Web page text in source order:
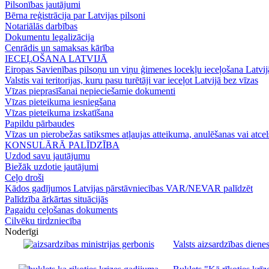
Pilsonības jautājumi
Bērna reģistrācija par Latvijas pilsoni
Notariālās darbības
Dokumentu legalizācija
Cenrādis un samaksas kārība
IECEĻOŠANA LATVIJĀ
Eiropas Savienības pilsoņu un viņu ģimenes locekļu ieceļošana
Valstis vai teritorijas, kuru pasu turētāji var ieceļot Latvijā bez vīzas
Vīzas pieprasīšanai nepieciešamie dokumenti
Vīzas pieteikuma iesniegšana
Vīzas pieteikuma izskatīšana
Papildu pārbaudes
Vīzas un pierobežas satiksmes atļaujas atteikuma, anulēšanas vai
KONSULĀRĀ PALĪDZĪBA
Uzdod savu jautājumu
Biežāk uzdotie jautājumi
Ceļo droši
Kādos gadījumos Latvijas pārstāvniecības VAR/NEVAR palīdzēt
Palīdzība ārkārtas situācijās
Pagaidu ceļošanas dokuments
Cilvēku tirdzniecība
Noderīgi
Valsts aizsardzības